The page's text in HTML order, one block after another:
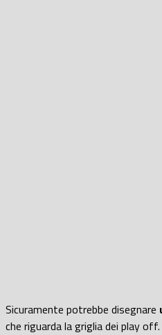
Sicuramente potrebbe disegnare
che riguarda la griglia dei play off.